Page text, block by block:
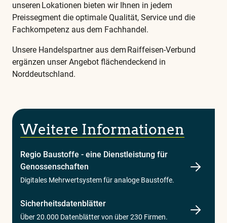
unseren Lokationen bieten wir Ihnen in jedem
Preissegment die optimale Qualität, Service und die
Fachkompetenz aus dem Fachhandel.
Unsere Handelspartner aus dem Raiffeisen-Verbund
ergänzen unser Angebot flächendeckend in
Norddeutschland.
Weitere Informationen
Regio Baustoffe - eine Dienstleistung für
Genossenschaften
Digitales Mehrwertsystem für analoge Baustoffe.
Sicherheitsdatenblätter
Über 20.000 Datenblätter von über 230 Firmen.